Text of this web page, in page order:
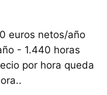
euros netos/año
- 1.440 horas
por hora queda